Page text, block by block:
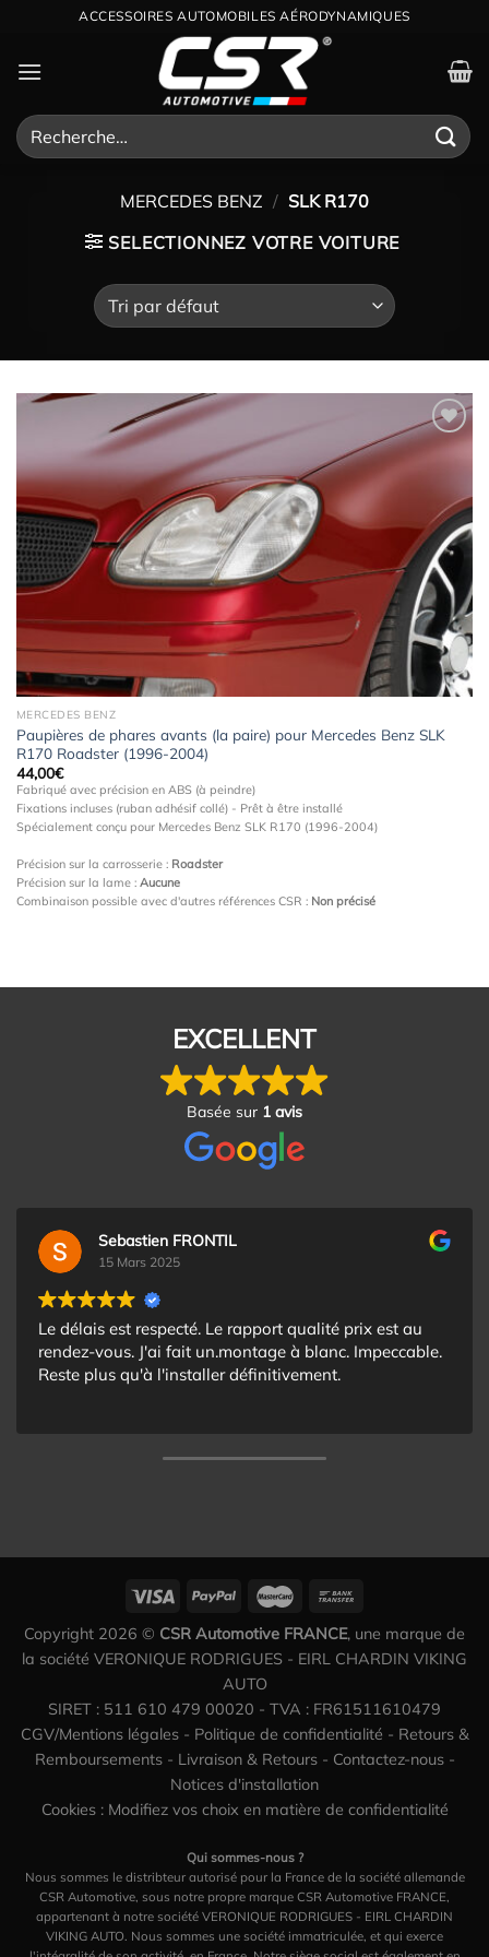
contenu
ACCESSOIRES AUTOMOBILES AÉRODYNAMIQUES
Recherche
pour :
MERCEDES BENZ / SLK R170
SELECTIONNEZ VOTRE VOITURE
wishlist
MERCEDES BENZ
Paupières de phares avants (la paire) pour Mercedes Benz SLK
R170 Roadster (1996-2004)
44,00€
Fabriqué avec précision en ABS (à peindre)
Fixations incluses (ruban adhésif collé) - Prêt à être installé
Spécialement conçu pour Mercedes Benz SLK R170 (1996-2004)
Précision sur la carrosserie : Roadster
Précision sur la lame : Aucune
Combinaison possible avec d'autres références CSR : Non précisé
EXCELLENT
Basée sur 1 avis
Sebastien FRONTIL
15 Mars 2025
Le délais est respecté. Le rapport qualité prix est au
rendez-vous. J'ai fait un.montage à blanc. Impeccable.
Reste plus qu'à l'installer définitivement.
Copyright 2026 © CSR Automotive FRANCE, une marque de
la société VERONIQUE RODRIGUES - EIRL CHARDIN VIKING
AUTO
SIRET : 511 610 479 00020 - TVA : FR61511610479
CGV/Mentions légales- Politique de confidentialité - Retours &
Remboursements- Livraison & Retours- Contactez-nous-
Notices d'installation
Cookies : Modifiez vos choix en matière de confidentialité
Qui sommes-nous ?
Nous sommes le distribteur autorisé pour la France de la société allemande
CSR Automotive, sous notre propre marque CSR Automotive FRANCE,
appartenant à notre société VERONIQUE RODRIGUES - EIRL CHARDIN
VIKING AUTO. Nous sommes une société immatriculée, et qui exerce